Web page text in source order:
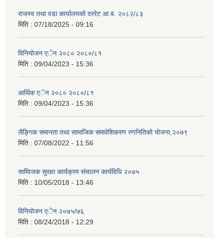
राजस्व तथा वडा कार्यालयको दररेट आ.ब. २०८२/८३
मिति : 07/18/2025 - 09:16
विनियोजन एेन २०८० २०८०/८१
मिति : 09/04/2023 - 15:36
आर्थिक एेन २०८० २०८०/८१
मिति : 09/04/2023 - 15:36
लैङ्गिक समानता तथा सामाजिक समावेशिकरण रणनितिको योजना,२०७९
मिति : 07/08/2022 - 11:56
सामािजक सुरक्षा कार्यक्रम संचालन कार्यविधि २०७५
मिति : 10/05/2018 - 13:46
विनियोजन एेेन २०७५/७६
मिति : 08/24/2018 - 12:29